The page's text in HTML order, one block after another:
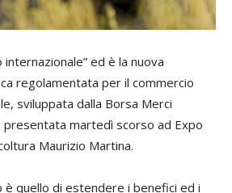
internazionale” ed è la nuova
regolamentata per il commercio
sviluppata dalla Borsa Merci
presentata martedì scorso ad Expo
Maurizio Martina.
è quello di estendere i benefici ed i